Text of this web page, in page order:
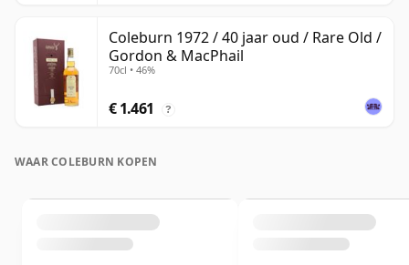
Coleburn 1972 / 40 jaar oud / Rare Old /
Gordon & MacPhail
70cl • 46%
€ 1.461 ?
WAAR COLEBURN KOPEN